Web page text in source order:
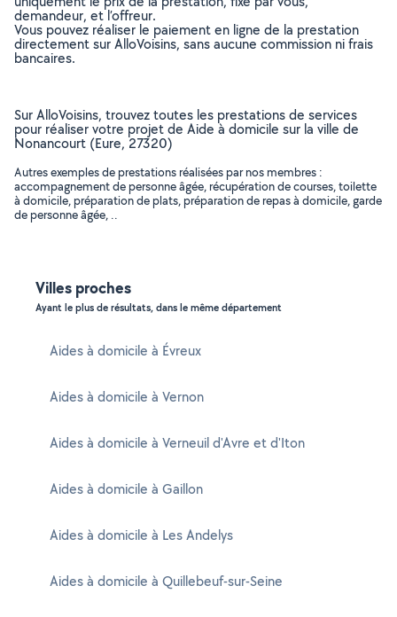
demandeur, et l’offreur.
Vous pouvez réaliser le paiement en ligne de la prestation
directement sur AlloVoisins, sans aucune commission ni frais
bancaires.
Sur AlloVoisins, trouvez toutes les prestations de services
pour réaliser votre projet de Aide à domicile sur la ville de
Nonancourt (Eure, 27320)
Autres exemples de prestations réalisées par nos membres :
accompagnement de personne âgée, récupération de courses, toilette
à domicile, préparation de plats, préparation de repas à domicile, garde
de personne âgée, ..
Villes proches
Ayant le plus de résultats, dans le même département
Aides à domicile à Évreux
Aides à domicile à Vernon
Aides à domicile à Verneuil d'Avre et d'Iton
Aides à domicile à Gaillon
Aides à domicile à Les Andelys
Aides à domicile à Quillebeuf-sur-Seine